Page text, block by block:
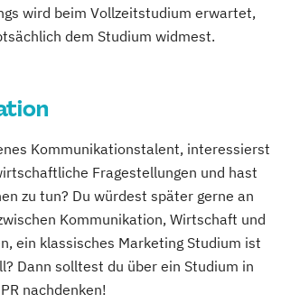
wird beim Vollzeitstudium erwartet,
dem Studium widmest.
Kommunikationstalent, interessierst
Fragestellungen und hast
zu tun? Du würdest später gerne an
Kommunikation, Wirtschaft und
ein klassisches Marketing Studium ist
Dann solltest du über ein Studium in
nachdenken!